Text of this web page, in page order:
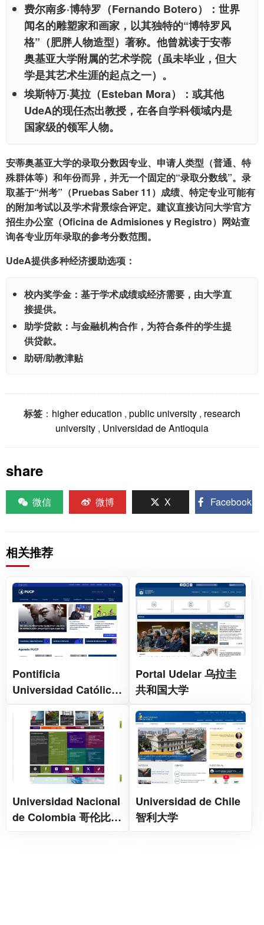
费尔南多·博特罗（Fernando Botero）： 世界
闻名的雕塑家和画家，以其独特的“博特罗风
格”（肥胖人物造型）著称。他曾就读于安蒂
奥基亚大学附属的艺术学院（虽未毕业，但大
学是其艺术生涯的起点之一）。
埃斯特万·莫拉（Esteban Mora）： 或其他
UdeA的现任杰出教授，在各自学科领域内是
国家级的领军人物。
安蒂奥基亚大学的录取分数因专业、申请人类型（普通、特
殊群体等）和年份而异，并无一个固定的“录取分数线”。录
取基于“州考”（Pruebas Saber 11）成绩、特定专业可能有
的附加考试以及学术背景综合评定。建议直接访问大学官方
招生办公室（Oficina de Admisiones y Registro）网站查
询各专业历年录取的参考分数范围。
UdeA提供多种经济援助选项：
校内奖学金： 基于学术成绩或经济需要，由大学直
接提供。
助学贷款： 与金融机构合作，为符合条件的学生提
供贷款。
助研/助教津贴
标签 ： higher education , public university , research
university , Universidad de Antioquia
share
微信 微博 X Facebook
相关推荐
Pontificia
Universidad Católica
del Perú 秘鲁天主教大
Portal Udelar 乌拉圭
共和国大学
Universidad Nacional
de Colombia 哥伦比亚
Universidad de Chile
智利大学